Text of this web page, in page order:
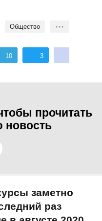
общество
10 3
прочитать